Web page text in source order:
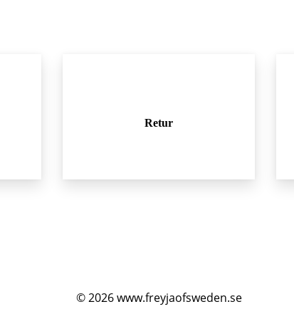
Retur
© 2026 www.freyjaofsweden.se